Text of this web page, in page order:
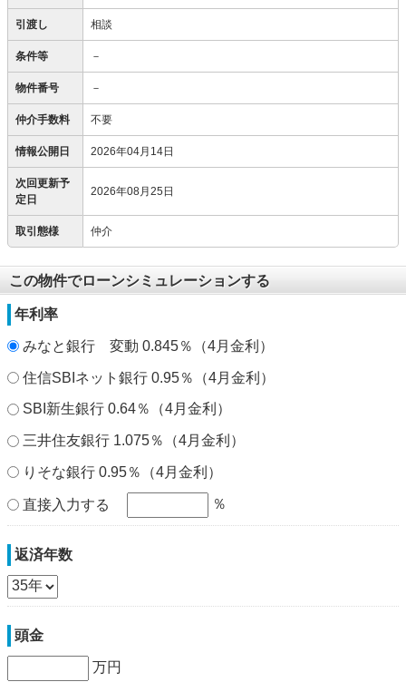
引渡し 相談
条件等 －
物件番号 －
仲介手数料 不要
情報公開日 2026年04月14日
次回更新予
定日
2026年08月25日
取引態様 仲介
この物件でローンシミュレーションする
年利率
みなと銀行 変動 0.845％（4月金利）
住信SBIネット銀行 0.95％（4月金利）
SBI新生銀行 0.64％（4月金利）
三井住友銀行 1.075％（4月金利）
りそな銀行 0.95％（4月金利）
直接入力する ％
返済年数
頭金
万円